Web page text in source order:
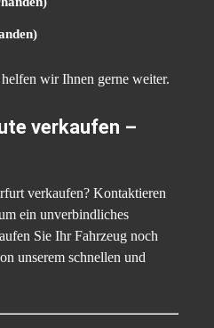
wir Ihnen gerne weiter.
verkaufen –
verkaufen? Kontaktieren
ein unverbindliches
Sie Ihr Fahrzeug noch
unserem schnellen und